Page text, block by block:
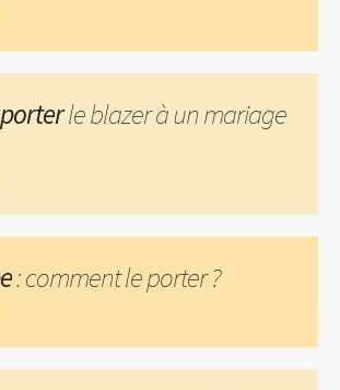
le blazer à un mariage
: comment le porter ?